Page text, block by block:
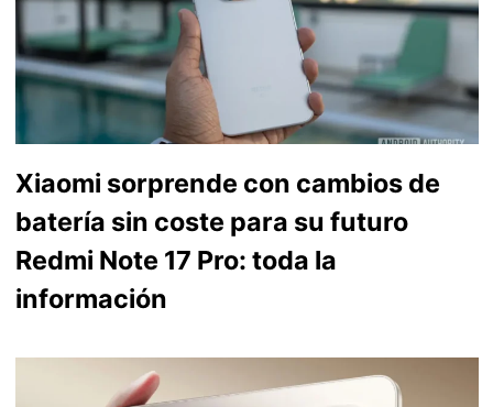
Xiaomi sorprende con cambios de
batería sin coste para su futuro
Redmi Note 17 Pro: toda la
información